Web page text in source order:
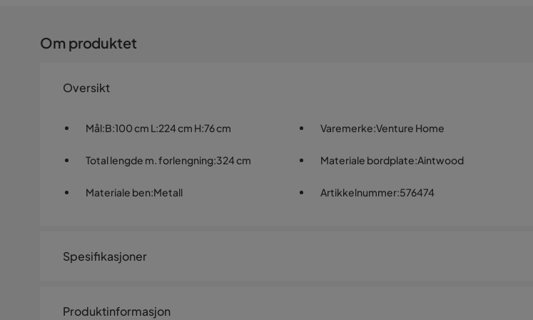
Om produktet
Oversikt
Mål:B:100 cm L:224 cm H:76 cm Varemerke:Venture Home
Total lengde m. forlengning:324 cm Materiale bordplate:Aintwood
Materiale ben:Metall Artikkelnummer:576474
Spesifikasjoner
Størrelse
Produktinformasjon